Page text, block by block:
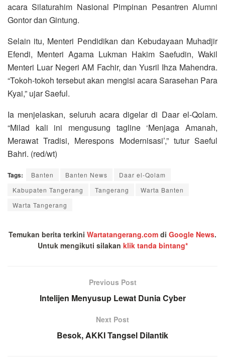
acara Silaturahim Nasional Pimpinan Pesantren Alumni
Gontor dan Gintung.
Selain itu, Menteri Pendidikan dan Kebudayaan Muhadjir
Efendi, Menteri Agama Lukman Hakim Saefudin, Wakil
Menteri Luar Negeri AM Fachir, dan Yusril Ihza Mahendra.
“Tokoh-tokoh tersebut akan mengisi acara Sarasehan Para
Kyai,” ujar Saeful.
Ia menjelaskan, seluruh acara digelar di Daar el-Qolam.
“Milad kali ini mengusung tagline ‘Menjaga Amanah,
Merawat Tradisi, Merespons Modernisasi’,” tutur Saeful
Bahri. (red/wt)
Tags: Banten Banten News
Daar el-Qolam
Kabupaten Tangerang
Tangerang
Warta Banten
Warta Tangerang
Temukan berita terkini Wartatangerang.com di Google News.
Untuk mengikuti silakan klik tanda bintang*
Previous Post
Intelijen Menyusup Lewat Dunia Cyber
Next Post
Besok, AKKI Tangsel Dilantik